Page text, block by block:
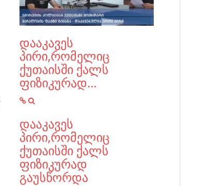
დააკავეს
პირი,რომელიც
ქუთაისში ქალს
ფიზიკურად…
დააკავეს
პირი,რომელიც
ქუთაისში ქალს
ფიზიკურად
გაუსწორდა